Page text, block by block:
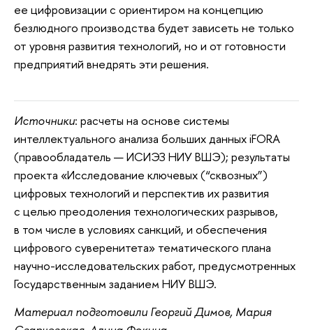
ее цифровизации с ориентиром на концепцию
безлюдного производства будет зависеть не только
от уровня развития технологий, но и от готовности
предприятий внедрять эти решения.
Источники: расчеты на основе системы
интеллектуального анализа больших данных iFORA
(правообладатель — ИСИЭЗ НИУ ВШЭ); результаты
проекта «Исследование ключевых (“сквозных”)
цифровых технологий и перспектив их развития
с целью преодоления технологических разрывов,
в том числе в условиях санкций, и обеспечения
цифрового суверенитета» тематического плана
научно-исследовательских работ, предусмотренных
Государственным заданием НИУ ВШЭ.
Материал подготовили Георгий Димов, Мария